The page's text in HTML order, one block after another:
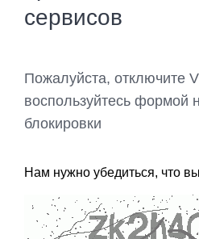
сервисов
Пожалуйста, отключите
воспользуйтесь формой
блокировки
Нам нужно убедиться, что